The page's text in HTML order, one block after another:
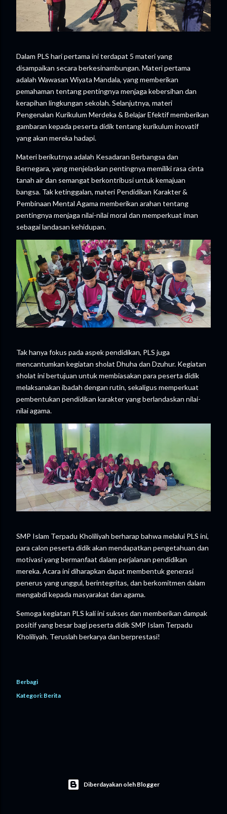
Dalam PLS hari pertama ini terdapat 5 materi yang
disampaikan secara berkesinambungan. Materi pertama
adalah Wawasan Wiyata Mandala, yang memberikan
pemahaman tentang pentingnya menjaga kebersihan dan
kerapihan lingkungan sekolah. Selanjutnya, materi
Pengenalan Kurikulum Merdeka & Belajar Efektif memberikan
gambaran kepada peserta didik tentang kurikulum inovatif
yang akan mereka hadapi.
Materi berikutnya adalah Kesadaran Berbangsa dan
Bernegara, yang menjelaskan pentingnya memiliki rasa cinta
tanah air dan semangat berkontribusi untuk kemajuan
bangsa. Tak ketinggalan, materi Pendidikan Karakter &
Pembinaan Mental Agama memberikan arahan tentang
pentingnya menjaga nilai-nilai moral dan memperkuat iman
sebagai landasan kehidupan.
Tak hanya fokus pada aspek pendidikan, PLS juga
mencantumkan kegiatan sholat Dhuha dan Dzuhur. Kegiatan
sholat ini bertujuan untuk membiasakan para peserta didik
melaksanakan ibadah dengan rutin, sekaligus memperkuat
pembentukan pendidikan karakter yang berlandaskan nilai-
nilai agama.
SMP Islam Terpadu Kholiliyah berharap bahwa melalui PLS ini,
para calon peserta didik akan mendapatkan pengetahuan dan
motivasi yang bermanfaat dalam perjalanan pendidikan
mereka. Acara ini diharapkan dapat membentuk generasi
penerus yang unggul, berintegritas, dan berkomitmen dalam
mengabdi kepada masyarakat dan agama.
Semoga kegiatan PLS kali ini sukses dan memberikan dampak
positif yang besar bagi peserta didik SMP Islam Terpadu
Kholiliyah. Teruslah berkarya dan berprestasi!
Berbagi
Kategori: Berita
Diberdayakan oleh Blogger